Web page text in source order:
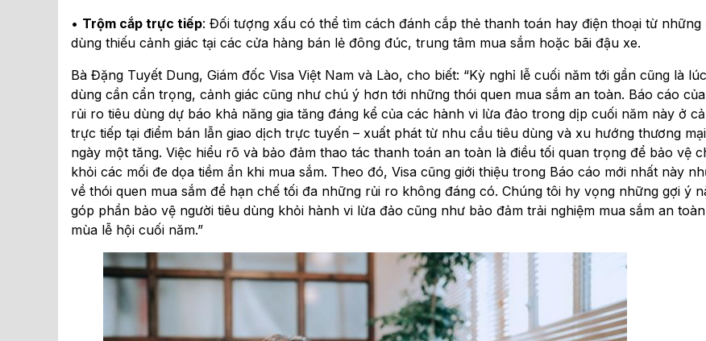
• Trộm cắp trực tiếp: Đối tượng xấu có thể tìm cách đánh cắp thẻ thanh toán hay điện thoại từ những
dùng thiếu cảnh giác tại các cửa hàng bán lẻ đông đúc, trung tâm mua sắm hoặc bãi đậu xe.
Bà Đặng Tuyết Dung, Giám đốc Visa Việt Nam và Lào, cho biết: “Kỳ nghỉ lễ cuối năm tới gần cũng là
dùng cần cẩn trọng, cảnh giác cũng như chú ý hơn tới những thói quen mua sắm an toàn. Báo cáo
rủi ro tiêu dùng dự báo khả năng gia tăng đáng kể của các hành vi lừa đảo trong dịp cuối năm này ở
trực tiếp tại điểm bán lẫn giao dịch trực tuyến – xuất phát từ nhu cầu tiêu dùng và xu hướng thương
ngày một tăng. Việc hiểu rõ và bảo đảm thao tác thanh toán an toàn là điều tối quan trọng để bảo vệ
khỏi các mối đe dọa tiềm ẩn khi mua sắm. Theo đó, Visa cũng giới thiệu trong Báo cáo mới nhất này
về thói quen mua sắm để hạn chế tối đa những rủi ro không đáng có. Chúng tôi hy vọng những gợi ý
góp phần bảo vệ người tiêu dùng khỏi hành vi lừa đảo cũng như bảo đảm trải nghiệm mua sắm an
mùa lễ hội cuối năm.”